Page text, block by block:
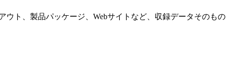
ト、製品パッケージ、Webサイトなど、収録データそのもの